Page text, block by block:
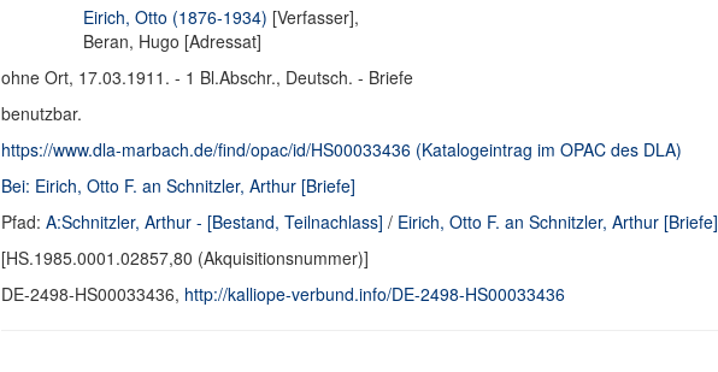
Eirich, Otto (1876-1934) [Verfasser],
Beran, Hugo [Adressat]
ohne Ort, 17.03.1911. - 1 Bl.Abschr., Deutsch. - Briefe
benutzbar.
https://www.dla-marbach.de/find/opac/id/HS00033436 (Katalogeintrag im OPAC des DLA)
Bei: Eirich, Otto F. an Schnitzler, Arthur [Briefe]
Pfad: A:Schnitzler, Arthur - [Bestand, Teilnachlass] / Eirich, Otto F. an Schnitzler, Arthur [Briefe]
[HS.1985.0001.02857,80 (Akquisitionsnummer)]
DE-2498-HS00033436, http://kalliope-verbund.info/DE-2498-HS00033436